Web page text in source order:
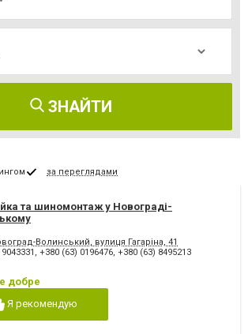
ЗНАЙТИ
за переглядами
та шиномонтаж у Новограді-
Волинський, вулиця Гагаріна, 41
, +380 (63) 0196476, +380 (63) 8495213
добре
Я рекомендую